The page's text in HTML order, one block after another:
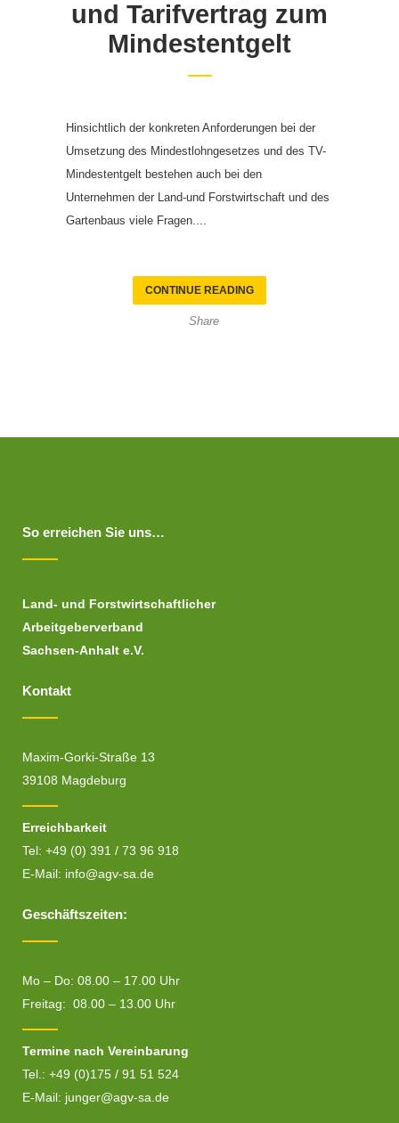
und Tarifvertrag zum
Mindestentgelt
Hinsichtlich der konkreten Anforderungen bei der
Umsetzung des Mindestlohngesetzes und des TV-
Mindestentgelt bestehen auch bei den
Unternehmen der Land-und Forstwirtschaft und des
Gartenbaus viele Fragen....
CONTINUE READING
Share
So erreichen Sie uns…
Land- und Forstwirtschaftlicher
Arbeitgeberverband
Sachsen-Anhalt e.V.
Kontakt
Maxim-Gorki-Straße 13
39108 Magdeburg
Erreichbarkeit
Tel: +49 (0) 391 / 73 96 918
E-Mail: info@agv-sa.de
Geschäftszeiten:
Mo – Do: 08.00 – 17.00 Uhr
Freitag: 08.00 – 13.00 Uhr
Termine nach Vereinbarung
Tel.: +49 (0)175 / 91 51 524
E-Mail: junger@agv-sa.de